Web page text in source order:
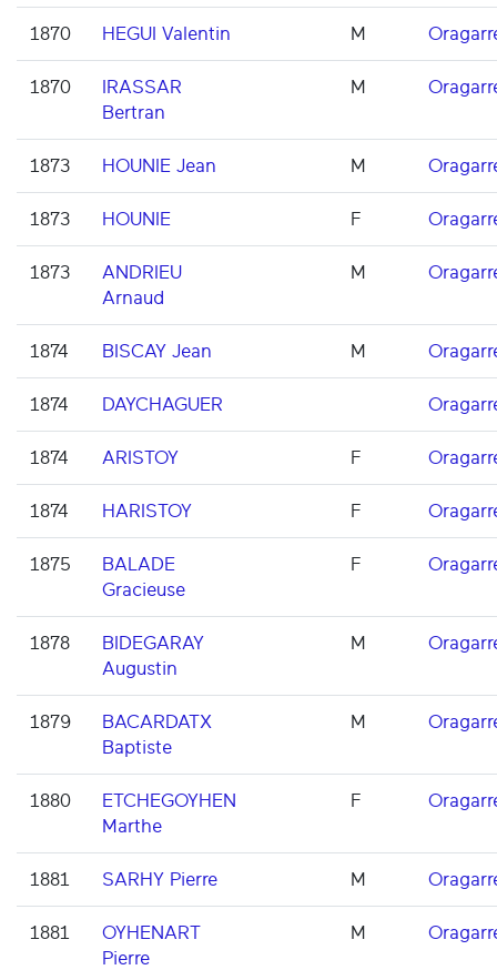
1870 HEGUI Valentin M
1870
IRASSAR
Bertran
M
1873 HOUNIE Jean M
1873 HOUNIE F
1873
ANDRIEU
Arnaud
M
1874 BISCAY Jean M
1874 DAYCHAGUER
1874 ARISTOY F
1874 HARISTOY F
1875
BALADE
Gracieuse
F
1878
BIDEGARAY
Augustin
M
1879
BACARDATX
Baptiste
M
1880
ETCHEGOYHEN
Marthe
F
1881 SARHY Pierre M
1881
OYHENART
Pierre
M